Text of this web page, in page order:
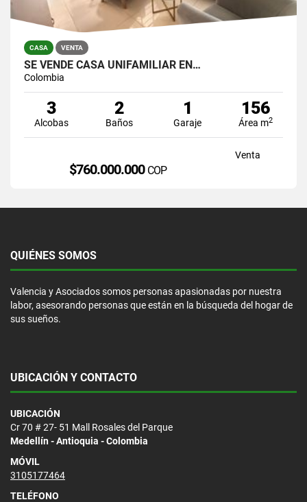
CASA VENTA
SE VENDE CASA UNIFAMILIAR EN…
Colombia
3
Alcobas
2
Baños
1
Garaje
156
Área m2
Venta
$760.000.000 COP
QUIÉNES SOMOS
Valencia y Asociados somos personas apasionadas por nuestra
labor, asesorando personas que están en la búsqueda del hogar de
sus sueños.
UBICACIÓN Y CONTACTO
UBICACIÓN
Cr 70 # 27- 51 Mall Rosales del Parque
Medellín - Antioquia - Colombia
MÓVIL
3105177464
TELÉFONO